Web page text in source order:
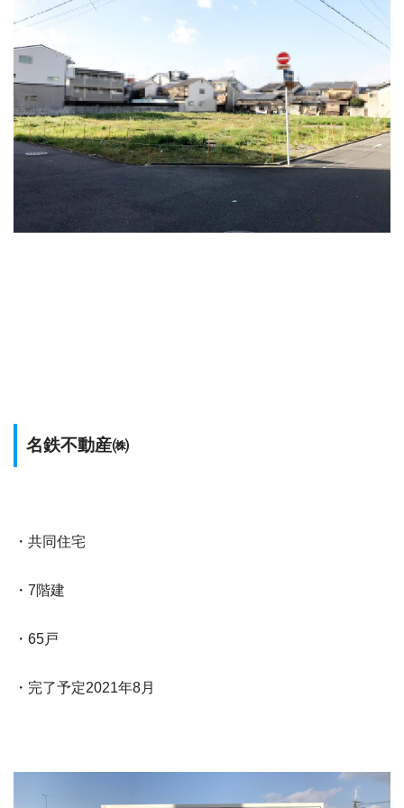
名鉄不動産㈱
・共同住宅
・7階建
・65戸
・完了予定2021年8月